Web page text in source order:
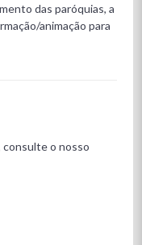
das paróquias, a
animação para
consulte o nosso